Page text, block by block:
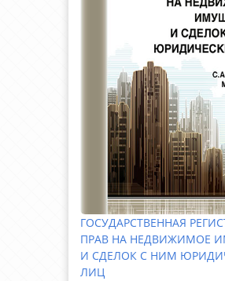
ГОСУДАРСТВЕННАЯ
ПРАВ НА НЕДВИЖИМОЕ
И СДЕЛОК С НИМ
ЛИЦ